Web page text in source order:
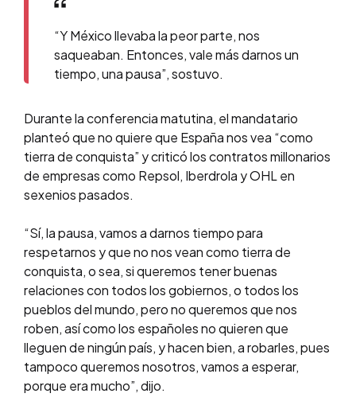
“Y México llevaba la peor parte, nos
saqueaban. Entonces, vale más darnos un
tiempo, una pausa”, sostuvo.
Durante la conferencia matutina, el mandatario
planteó que no quiere que España nos vea “como
tierra de conquista” y criticó los contratos millonarios
de empresas como Repsol, Iberdrola y OHL en
sexenios pasados.
“Sí, la pausa, vamos a darnos tiempo para
respetarnos y que no nos vean como tierra de
conquista, o sea, si queremos tener buenas
relaciones con todos los gobiernos, o todos los
pueblos del mundo, pero no queremos que nos
roben, así como los españoles no quieren que
lleguen de ningún país, y hacen bien, a robarles, pues
tampoco queremos nosotros, vamos a esperar,
porque era mucho”, dijo.